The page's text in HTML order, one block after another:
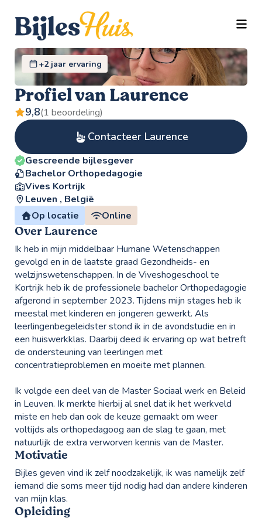
+2 jaar ervaring
Profiel van Laurence
9,8(1 beoordeling)
Contacteer Laurence
Gescreende bijlesgever
Bachelor Orthopedagogie
Vives Kortrijk
Leuven , België
Op locatie
Online
Over Laurence
Ik heb in mijn middelbaar Humane Wetenschappen
gevolgd en in de laatste graad Gezondheids- en
welzijnswetenschappen. In de Viveshogeschool te
Kortrijk heb ik de professionele bachelor Orthopedagogie
afgerond in september 2023. Tijdens mijn stages heb ik
meestal met kinderen en jongeren gewerkt. Als
leerlingenbegeleidster stond ik in de avondstudie en in
een huiswerkklas. Daarbij deed ik ervaring op wat betreft
de ondersteuning van leerlingen met
concentratieproblemen en moeite met plannen.
Ik volgde een deel van de Master Sociaal werk en Beleid
in Leuven. Ik merkte hierbij al snel dat ik het werkveld
miste en heb dan ook de keuze gemaakt om weer
voltijds als orthopedagoog aan de slag te gaan, met
natuurlijk de extra verworven kennis van de Master.
Motivatie
Bijles geven vind ik zelf noodzakelijk, ik was namelijk zelf
iemand die soms meer tijd nodig had dan andere kinderen
van mijn klas.
Opleiding